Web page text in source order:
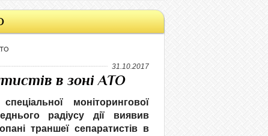
31.10.2017
в зоні АТО
спеціальної моніторингової
радіусу дії виявив
траншеї сепаратистів в